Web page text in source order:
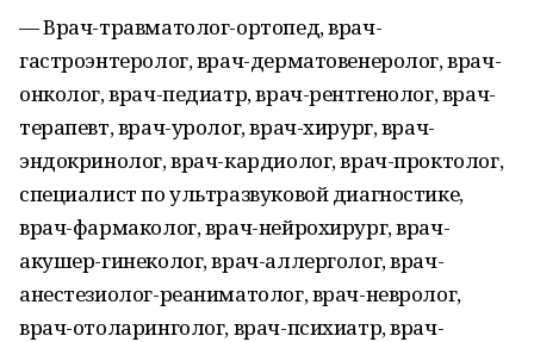
— Врач-травматолог-ортопед, врач-
гастроэнтеролог, врач-дерматовенеролог, врач-
онколог, врач-педиатр, врач-рентгенолог, врач-
терапевт, врач-уролог, врач-хирург, врач-
эндокринолог, врач-кардиолог, врач-проктолог,
специалист по ультразвуковой диагностике,
врач-фармаколог, врач-нейрохирург, врач-
акушер-гинеколог, врач-аллерголог, врач-
анестезиолог-реаниматолог, врач-невролог,
врач-отоларинголог, врач-психиатр, врач-